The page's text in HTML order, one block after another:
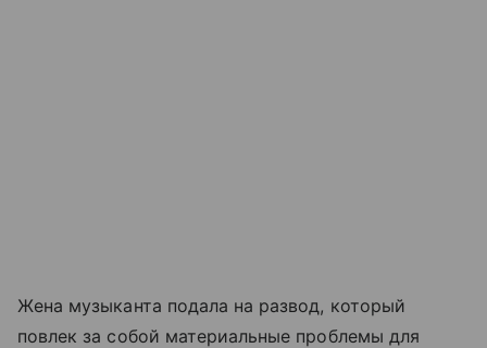
Жена музыканта подала на развод, который
повлек за собой материальные проблемы для